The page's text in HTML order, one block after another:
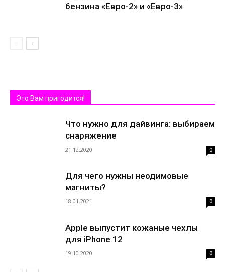
бензина «Евро-2» и «Евро-3»
Это Вам пригодится!
Что нужно для дайвинга: выбираем
снаряжение
21.12.2020 0
Для чего нужны неодимовые
магниты?
18.01.2021 0
Apple выпустит кожаные чехлы
для iPhone 12
19.10.2020 0